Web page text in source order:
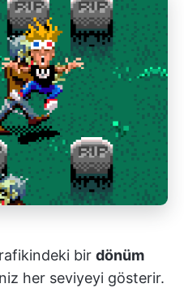
bir dönüm
her seviyeyi gösterir.